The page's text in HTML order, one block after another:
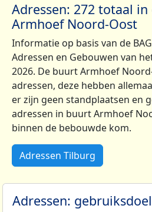
Adressen: 272 totaal
Armhoef Noord-Oost
Informatie op basis van de
Adressen en Gebouwen van
2026. De buurt Armhoef
adressen, deze hebben
er zijn geen standplaatsen en
adressen in buurt Armhoef
binnen de bebouwde kom.
Adressen Tilburg
Adressen: